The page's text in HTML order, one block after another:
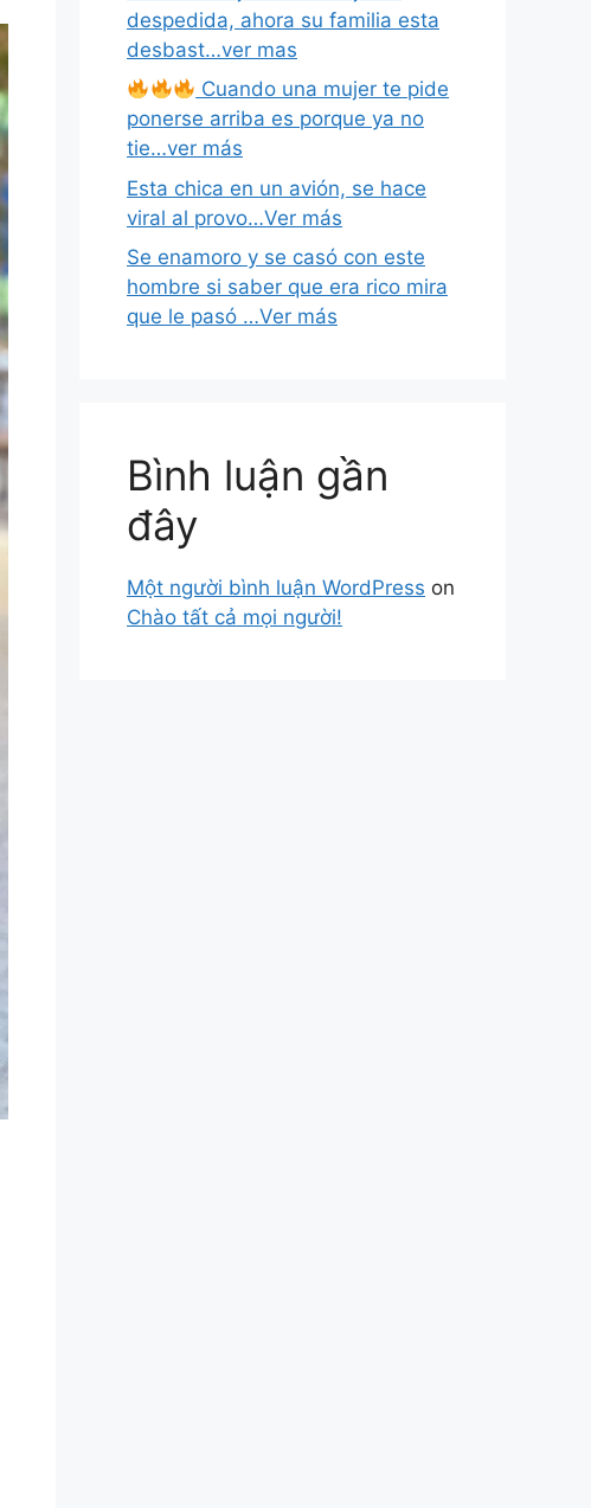
despedida, ahora su familia esta
desbast…ver mas
Cuando una mujer te pide
ponerse arriba es porque ya no
tie…ver más
Esta chica en un avión, se hace
viral al provo…Ver más
Se enamoro y se casó con este
hombre si saber que era rico mira
que le pasó …Ver más
Bình luận gần
đây
Một người bình luận WordPress on
Chào tất cả mọi người!